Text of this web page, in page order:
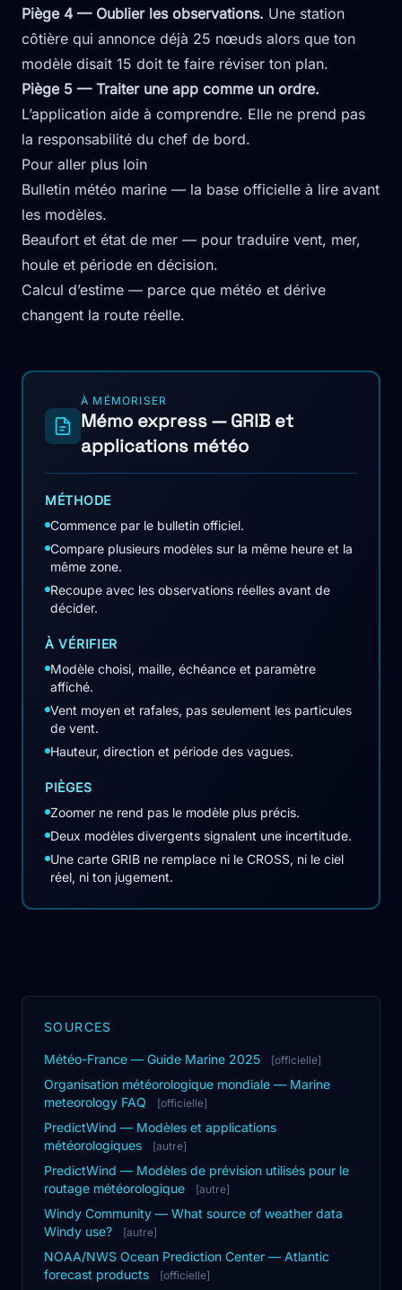
Piège 4 — Oublier les observations. Une station
côtière qui annonce déjà 25 nœuds alors que ton
modèle disait 15 doit te faire réviser ton plan.
Piège 5 — Traiter une app comme un ordre.
L’application aide à comprendre. Elle ne prend pas
la responsabilité du chef de bord.
Pour aller plus loin
Bulletin météo marine — la base officielle à lire avant
les modèles.
Beaufort et état de mer — pour traduire vent, mer,
houle et période en décision.
Calcul d’estime — parce que météo et dérive
changent la route réelle.
À MÉMORISER
Mémo express — GRIB et
applications météo
MÉTHODE
Commence par le bulletin officiel.
Compare plusieurs modèles sur la même heure et la
même zone.
Recoupe avec les observations réelles avant de
décider.
À VÉRIFIER
Modèle choisi, maille, échéance et paramètre
affiché.
Vent moyen et rafales, pas seulement les particules
de vent.
Hauteur, direction et période des vagues.
PIÈGES
Zoomer ne rend pas le modèle plus précis.
Deux modèles divergents signalent une incertitude.
Une carte GRIB ne remplace ni le CROSS, ni le ciel
réel, ni ton jugement.
SOURCES
Météo-France — Guide Marine 2025 [officielle]
Organisation météorologique mondiale — Marine
meteorology FAQ
[officielle]
PredictWind — Modèles et applications
météorologiques
[autre]
PredictWind — Modèles de prévision utilisés pour le
routage météorologique
[autre]
Windy Community — What source of weather data
Windy use?
[autre]
NOAA/NWS Ocean Prediction Center — Atlantic
forecast products
[officielle]